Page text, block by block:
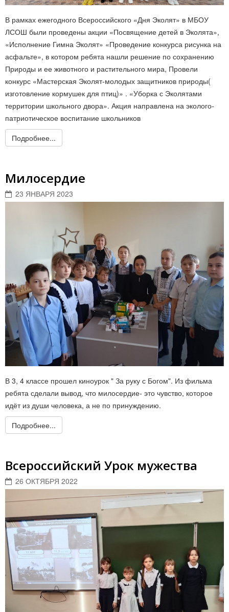
В рамках ежегодного Всероссийского «Дня Эколят» в МБОУ
ЛСОШ были проведены акции «Посвящение детей в Эколята»,
«Исполнение Гимна Эколят» «Проведение конкурса рисунка на
асфальте», в котором ребята нашли решение по сохранению
Природы и ее животного и растительного мира, Провели
конкурс «Мастерская Эколят-молодых защитников природы(
изготовление кормушек для птиц)» . «Уборка с Эколятами
территории школьного двора». Акция направлена на эколого-
патриотическое воспитание школьников
Подробнее...
Милосердие
23 ЯНВАРЯ 2023
В 3, 4 классе прошел киноурок " За руку с Богом". Из фильма
ребята сделали вывод, что милосердие- это чувство, которое
идёт из души человека, а не по принуждению.
Подробнее...
Всероссийский Урок мужества
26 ОКТЯБРЯ 2022